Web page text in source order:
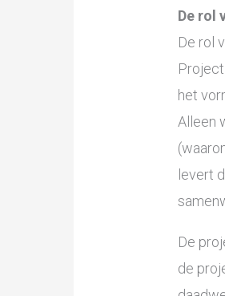
De rol
De rol
het
Alleen
levert
De
de